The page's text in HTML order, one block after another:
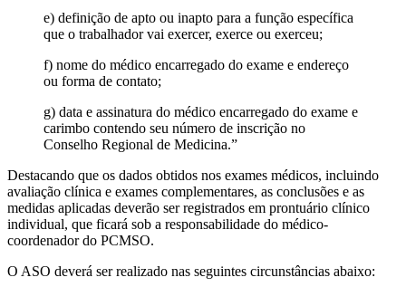
e) definição de apto ou inapto para a função específica
que o trabalhador vai exercer, exerce ou exerceu;
f) nome do médico encarregado do exame e endereço
ou forma de contato;
g) data e assinatura do médico encarregado do exame e
carimbo contendo seu número de inscrição no
Conselho Regional de Medicina.”
Destacando que os dados obtidos nos exames médicos, incluindo
avaliação clínica e exames complementares, as conclusões e as
medidas aplicadas deverão ser registrados em prontuário clínico
individual, que ficará sob a responsabilidade do médico-
coordenador do PCMSO.
O ASO deverá ser realizado nas seguintes circunstâncias abaixo: